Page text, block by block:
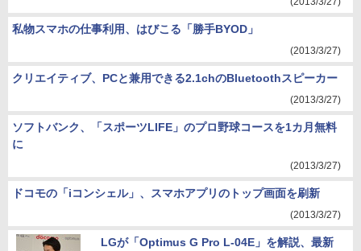
私物スマホの仕事利用、はびこる「勝手BYOD」
(2013/3/27)
クリエイティブ、PCと兼用できる2.1chのBluetoothスピーカー
(2013/3/27)
ソフトバンク、「スポーツLIFE」のプロ野球コースを1カ月無料
に
(2013/3/27)
ドコモの「iコンシェル」、スマホアプリのトップ画面を刷新
(2013/3/27)
LGが「Optimus G Pro L-04E」を解説、最新